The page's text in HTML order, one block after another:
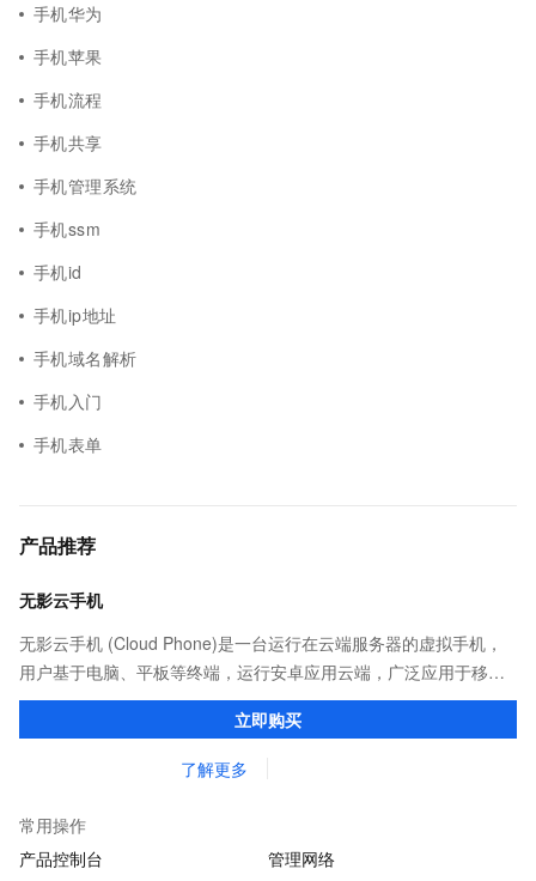
手机华为
手机苹果
手机流程
手机共享
手机管理系统
手机ssm
手机id
手机ip地址
手机域名解析
手机入门
手机表单
产品推荐
无影云手机
无影云手机 (Cloud Phone)是一台运行在云端服务器的虚拟手机，
用户基于电脑、平板等终端，运行安卓应用云端，广泛应用于移动
办公，游戏以及广告营销等场景。
立即购买
了解更多
常用操作
产品控制台
管理网络